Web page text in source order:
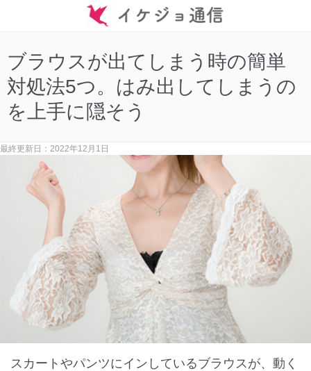
ブラウスが出てしまう時の簡単
対処法5つ。はみ出してしまうの
を上手に隠そう
最終更新日：2022年12月1日
スカートやパンツにインしているブラウスが、動く